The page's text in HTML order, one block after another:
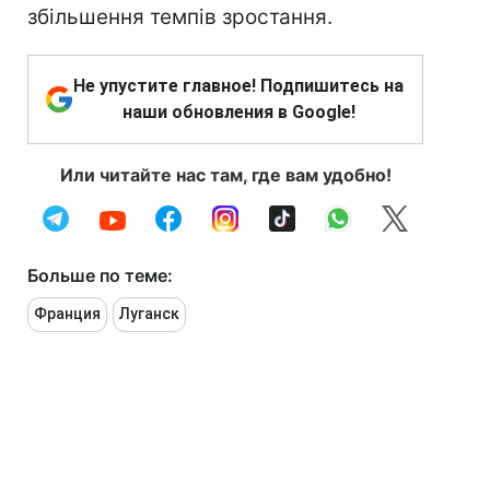
збільшення темпів зростання.
Не упустите главное! Подпишитесь на
наши обновления в Google!
Или читайте нас там, где вам удобно!
Больше по теме:
Франция Луганск